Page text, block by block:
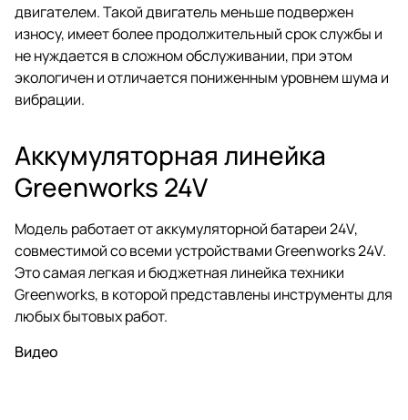
двигателем. Такой двигатель меньше подвержен
износу, имеет более продолжительный срок службы и
не нуждается в сложном обслуживании, при этом
экологичен и отличается пониженным уровнем шума и
вибрации.
Аккумуляторная линейка
Greenworks 24V
Модель работает от аккумуляторной батареи 24V,
совместимой со всеми устройствами Greenworks 24V.
Это самая легкая и бюджетная линейка техники
Greenworks, в которой представлены инструменты для
любых бытовых работ.
Видео